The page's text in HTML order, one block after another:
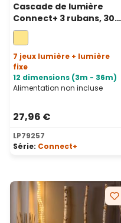
Cascade de lumière
Connect+ 3 rubans, 300
led blanc chaud, câble
vert, prolongeable
7 jeux lumière + lumière
fixe
12 dimensions (3m - 36m)
Alimentation non incluse
27,96 €
LP79257
Série: Connect+